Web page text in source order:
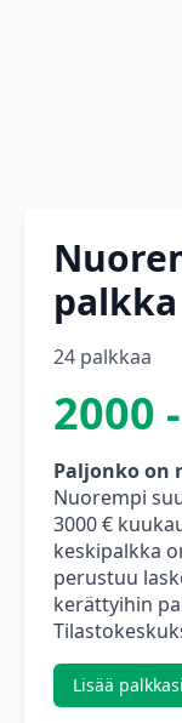
palkka
24 palkkaa
2000
Paljonko on
Nuorempi
3000 €
keskipalkka
perustuu
kerättyihin
Lisää palkkasi